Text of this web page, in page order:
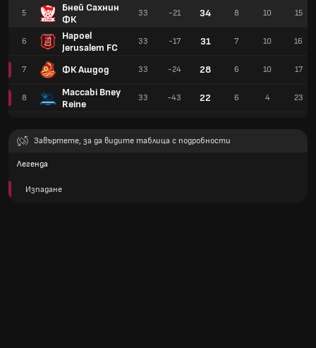
5
Бней Сахнин
ФК
6
Hapoel
Jerusalem FC
7 ФК Ашдод
8
Maccabi Bney
Reine
33 -21 34 8 10 15
33 -17 31 7 10 16
33 -24 28 6 10 17
33 -43 22 6 4 23
Завъртете, за да видите таблица с подробности
Легенда
Изпадане